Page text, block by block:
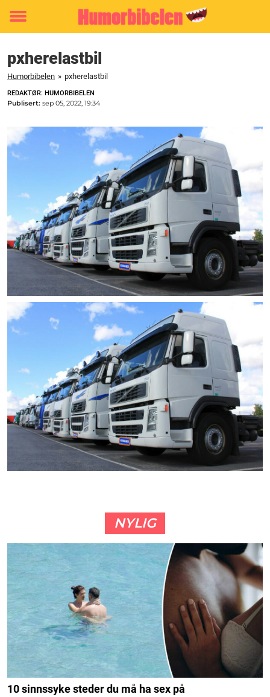
Toggle
pxherelastbil
Humorbibelen » pxherelastbil
REDAKTØR: HUMORBIBELEN
Publisert: sep 05, 2022, 19:34
NYLIG
10 sinnssyke steder du må ha sex på